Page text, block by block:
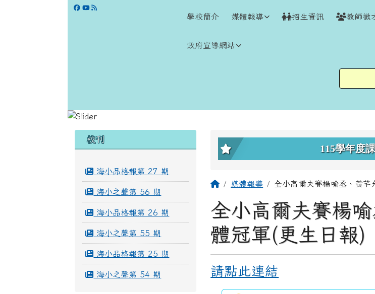
學校網站 學校簡介 媒體報導 招生資訊 教師徵
政府宣導網站
左邊區域內容
校刊
海小品格報第 27 期
海小之聲第 56 期
海小品格報第 26 期
海小之聲第 55 期
海小品格報第 25 期
海小之聲第 54 期
上中區域內容
115學年度
主內容區域
回首頁媒體報導 全小高爾夫賽楊喻丞、黃芊
全小高爾夫賽楊
體冠軍(更生日報)
請點此連結